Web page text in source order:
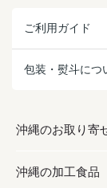
ご利用ガイド
包装・熨斗につ
沖縄のお取り寄
お取り寄せグ
沖縄の加工食品